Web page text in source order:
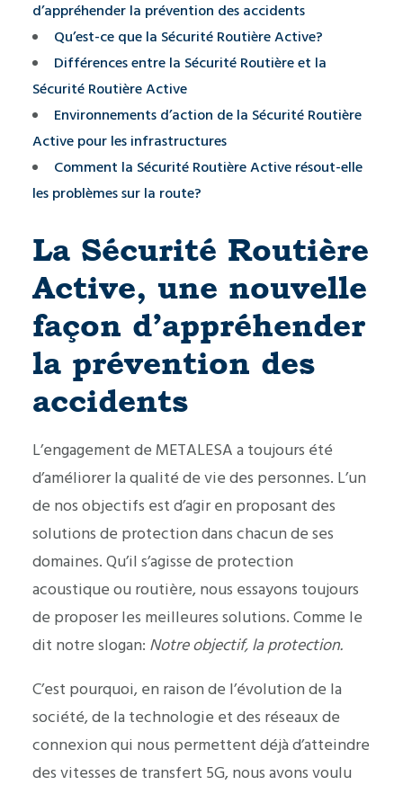
d’appréhender la prévention des accidents
Qu’est-ce que la Sécurité Routière Active?
Différences entre la Sécurité Routière et la
Sécurité Routière Active
Environnements d’action de la Sécurité Routière
Active pour les infrastructures
Comment la Sécurité Routière Active résout-elle
les problèmes sur la route?
La Sécurité Routière
Active, une nouvelle
façon d’appréhender
la prévention des
accidents
L’engagement de METALESA a toujours été
d’améliorer la qualité de vie des personnes. L’un
de nos objectifs est d’agir en proposant des
solutions de protection dans chacun de ses
domaines. Qu’il s’agisse de protection
acoustique ou routière, nous essayons toujours
de proposer les meilleures solutions. Comme le
dit notre slogan: Notre objectif, la protection.
C’est pourquoi, en raison de l’évolution de la
société, de la technologie et des réseaux de
connexion qui nous permettent déjà d’atteindre
des vitesses de transfert 5G, nous avons voulu